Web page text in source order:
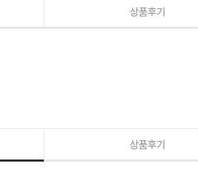
상품후기
상품후기